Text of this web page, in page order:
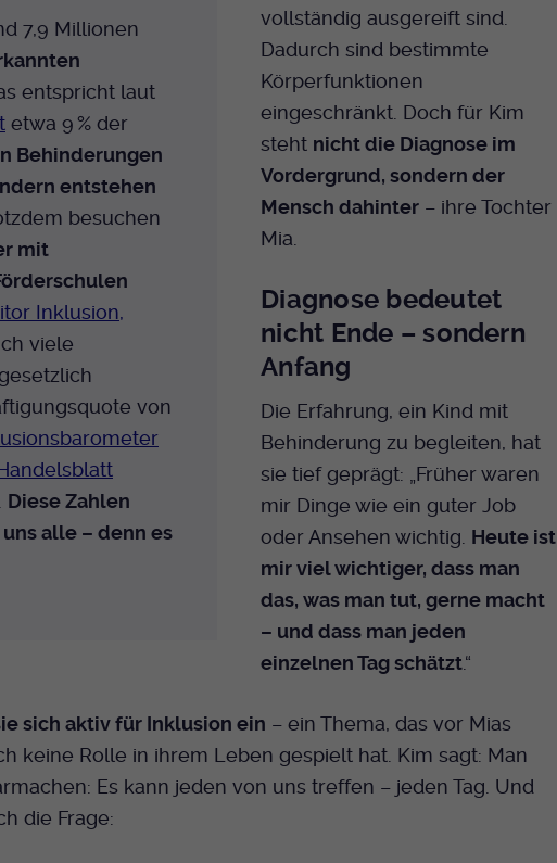
7,9 Millionen
entspricht laut
etwa 9 % der
Behinderungen
entstehen
besuchen
mit
Inklusion,
viele
von
Diese Zahlen
alle – denn es
vollständig ausgereift sind.
Dadurch sind bestimmte
Körperfunktionen
eingeschränkt. Doch für Kim
steht nicht die Diagnose im
Vordergrund, sondern der
Mensch dahinter – ihre Tochter
Mia.
Diagnose bedeutet
nicht Ende – sondern
Anfang
Die Erfahrung, ein Kind mit
Behinderung zu begleiten, hat
sie tief geprägt: „Früher waren
mir Dinge wie ein guter Job
oder Ansehen wichtig. Heute ist
mir viel wichtiger, dass man
das, was man tut, gerne macht
– und dass man jeden
einzelnen Tag schätzt.“
sich aktiv für Inklusion ein – ein Thema, das vor Mias
keine Rolle in ihrem Leben gespielt hat. Kim sagt: Man
Es kann jeden von uns treffen – jeden Tag. Und
die Frage:
Cookie am Ende der Sitzung gelöscht.
Dient zur Speicherung der Cookie Opt-In
Einstellungen. Eine optionale Nummer nach
dem Namen gibt lediglich eine
Versionsnummer an.